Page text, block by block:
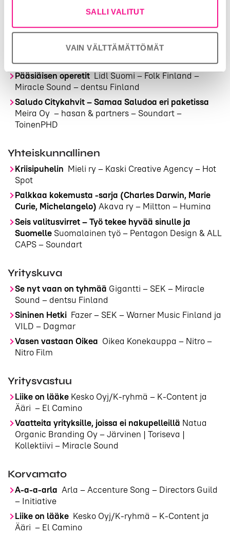
SALLI VALITUT
VAIN VÄLTTÄMÄTTÖMÄT
Ota järki käteen – mutta älä jälkikäteen
TBWA\Helsinki – Sanoma Media Finland –
Wavemaker ja GroupM
Pääsiäisen operetit Lidl Suomi – Folk Finland –
Miracle Sound – dentsu Finland
Saludo Citykahvit – Samaa Saludoa eri paketissa
Meira Oy – hasan & partners – Soundart –
ToinenPHD
Yhteiskunnallinen
Kriisipuhelin Mieli ry – Kaski Creative Agency – Hot
Spot
Palkkaa kokemusta -sarja (Charles Darwin, Marie
Curie, Michelangelo)Akava ry – Miltton – Humina
Seis valitusvirret – Työ tekee hyvää sinulle ja
Suomelle Suomalainen työ – Pentagon Design & ALL
CAPS – Soundart
Yrityskuva
Se nyt vaan on tyhmää Gigantti – SEK – Miracle
Sound – dentsu Finland
Sininen Hetki Fazer – SEK – Warner Music Finland ja
VILD – Dagmar
Vasen vastaan Oikea Oikea Konekauppa – Nitro –
Nitro Film
Yritysvastuu
Liike on lääke Kesko Oyj/K-ryhmä – K-Content ja
Ääri – El Camino
Vaatteita yrityksille, joissa ei nakupelleillä Natua
Organic Branding Oy – Järvinen | Toriseva |
Kollektiivi – Miracle Sound
Korvamato
A-a-a-arlaArla – Accenture Song – Directors Guild
– Initiative
Liike on lääke Kesko Oyj/K-ryhmä – K-Content ja
Ääri – El Camino